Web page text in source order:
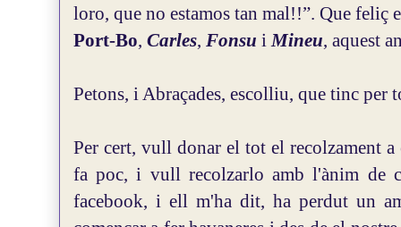
loro, que no estamos tan mal!!”. Que feliç
Port-Bo, Carles, Fonsu iMineu, aquest
Petons, i Abraçades, escolliu, que tinc per
Per cert, vull donar el tot el recolzament
fa poc, i vull recolzarlo amb l'ànim de
facebook, i ell m'ha dit, ha perdut un